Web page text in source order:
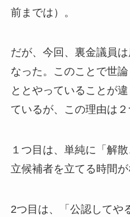
前までは）。
だが、今回、裏金議員
なった。このことで世
ととやっていることが
ているが、この理由は２
１つ目は、単純に「解
立候補者を立てる時間が
2つ目は、「公認してや